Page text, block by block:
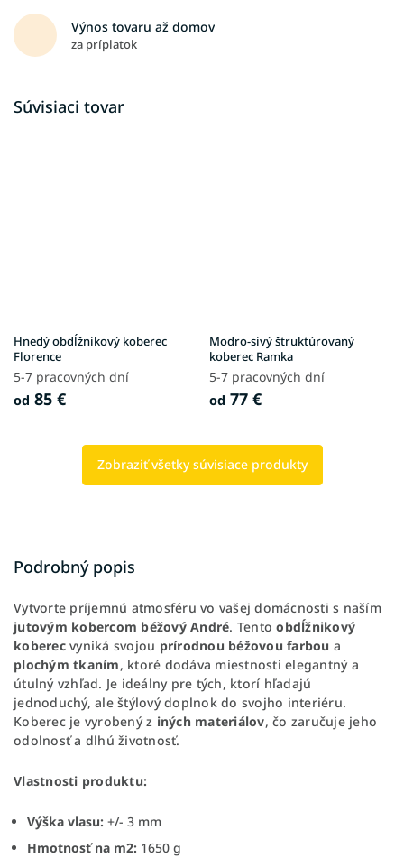
Výnos tovaru až domov
za príplatok
Súvisiaci tovar
Hnedý obdĺžnikový koberec
Florence
5-7 pracovných dní
od 85 €
Modro-sivý štruktúrovaný
koberec Ramka
5-7 pracovných dní
od 77 €
Zobraziť všetky súvisiace produkty
Podrobný popis
Vytvorte príjemnú atmosféru vo vašej domácnosti s naším
jutovým kobercom béžový André. Tentoobdĺžnikový
koberecvyniká svojou prírodnou béžovou farbou a
plochým tkaním, ktoré dodáva miestnosti elegantný a
útulný vzhľad. Je ideálny pre tých, ktorí hľadajú
jednoduchý, ale štýlový doplnok do svojho interiéru.
Koberec je vyrobený z iných materiálov, čo zaručuje jeho
odolnosť a dlhú životnosť.
Vlastnosti produktu:
Výška vlasu: +/- 3 mm
Hmotnosť na m2: 1650 g